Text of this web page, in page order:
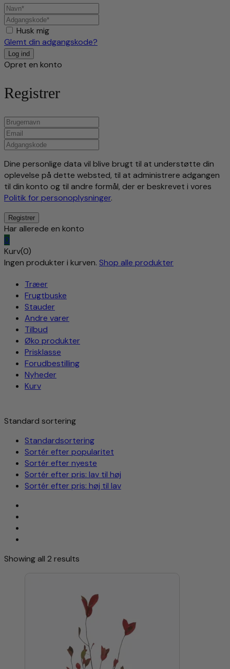
Husk mig
Glemt din adgangskode?
Opret en konto
Registrer
Dine personlige data vil blive brugt til at understøtte din
oplevelse på dette websted, til at administrere adgangen
til din konto og til andre formål, der er beskrevet i vores
Politik for personoplysninger.
Har allerede en konto
0
Kurv(0)
Ingen produkter i kurven. Shop alle produkter
Træer
Frugtbuske
Stauder
Andre varer
Tilbud
Øko produkter
Prisklasse
Forudbestilling
Nyheder
Kurv
Standard sortering
Standardsortering
Sortér efter popularitet
Sortér efter nyeste
Sortér efter pris: lav til høj
Sortér efter pris: høj til lav
Showing all 2 results